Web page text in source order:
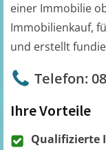
einer Immobilie
Immobilienkauf,
und erstellt
Telefon:
Ihre Vorteile
Qualifizierte